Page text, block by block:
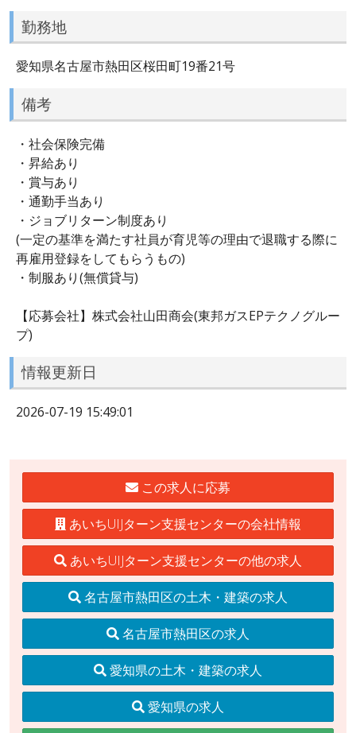
勤務地
愛知県名古屋市熱田区桜田町19番21号
備考
・社会保険完備
・昇給あり
・賞与あり
・通勤手当あり
・ジョブリターン制度あり
(一定の基準を満たす社員が育児等の理由で退職する際に
再雇用登録をしてもらうもの)
・制服あり(無償貸与)
【応募会社】株式会社山田商会(東邦ガスEPテクノグルー
プ)
情報更新日
2026-07-19 15:49:01
この求人に応募
あいちUIJターン支援センターの会社情報
あいちUIJターン支援センターの他の求人
名古屋市熱田区の土木・建築の求人
名古屋市熱田区の求人
愛知県の土木・建築の求人
愛知県の求人